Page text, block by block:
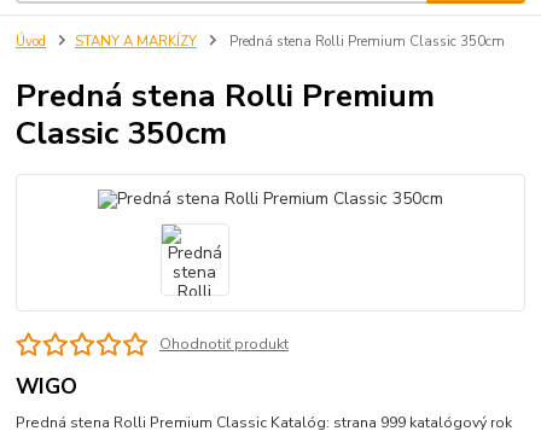
Úvod STANY A MARKÍZY Predná stena Rolli Premium Classic 350cm
Predná stena Rolli Premium
Classic 350cm
Ohodnotiť produkt
WIGO
Predná stena Rolli Premium Classic Katalóg: strana 999 katalógový rok